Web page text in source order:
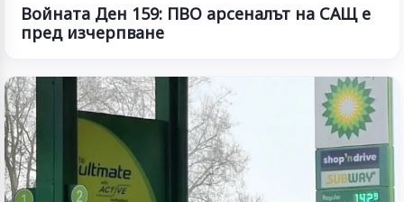
Войната Ден 159: ПВО арсеналът на САЩ е
пред изчерпване